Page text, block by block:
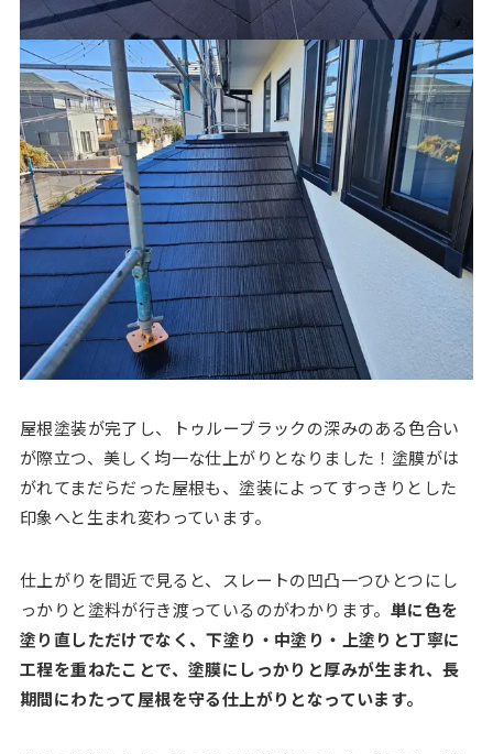
屋根塗装が完了し、トゥルーブラックの深みのある色合い
が際立つ、美しく均一な仕上がりとなりました！塗膜がは
がれてまだらだった屋根も、塗装によってすっきりとした
印象へと生まれ変わっています。
仕上がりを間近で見ると、スレートの凹凸一つひとつにし
っかりと塗料が行き渡っているのがわかります。 単に色を
塗り直しただけでなく、下塗り・中塗り・上塗りと丁寧に
工程を重ねたことで、塗膜にしっかりと厚みが生まれ、長
期間にわたって屋根を守る仕上がりとなっています。